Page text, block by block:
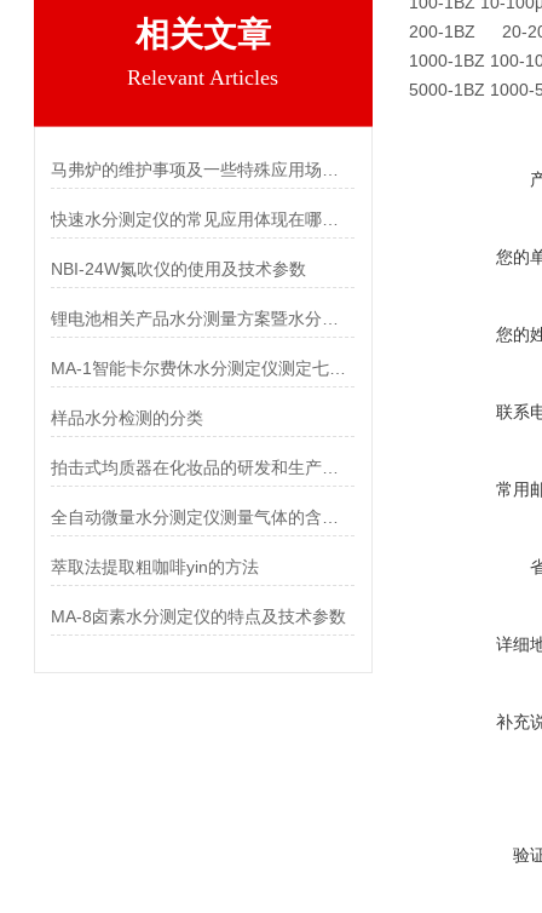
相关文章
Relevant Articles
NBI-24W氮吹仪的使用及技术参数
样品水分检测的分类
萃取法提取粗咖啡yin的方法
MA-8卤素水分测定仪的特点及技术参数
200-1BZ 20-
1000-1BZ 100-
5000-1BZ 1000-
您的
您的
联系
常用
详细
补充
验